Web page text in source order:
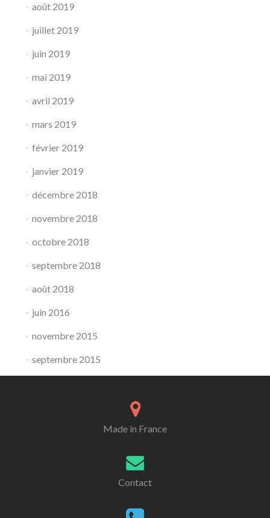
août 2019
juillet 2019
juin 2019
mai 2019
avril 2019
mars 2019
février 2019
janvier 2019
décembre 2018
novembre 2018
octobre 2018
septembre 2018
août 2018
juin 2016
novembre 2015
septembre 2015
Made in France
Contact